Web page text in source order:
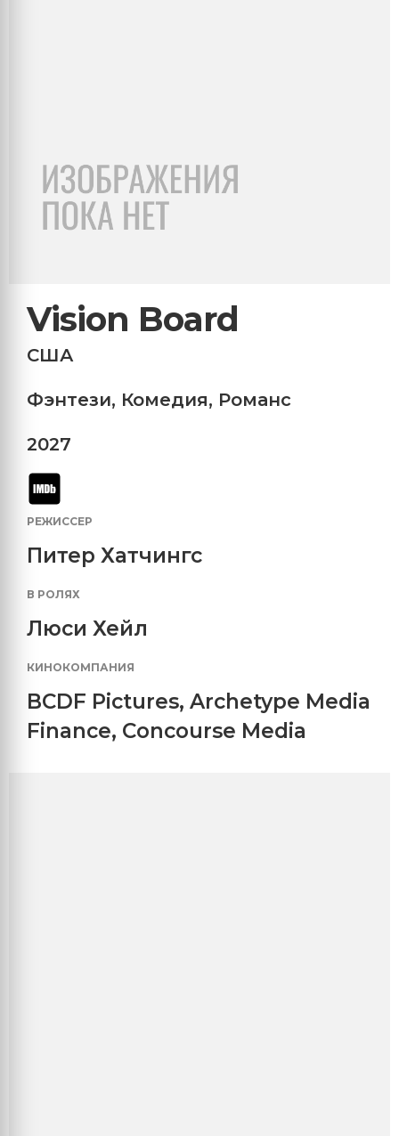
Vision Board
США
Фэнтези, Комедия, Романс
2027
РЕЖИССЕР
Питер Хатчингс
В РОЛЯХ
Люси Хейл
КИНОКОМПАНИЯ
BCDF Pictures, Archetype Media
Finance, Concourse Media